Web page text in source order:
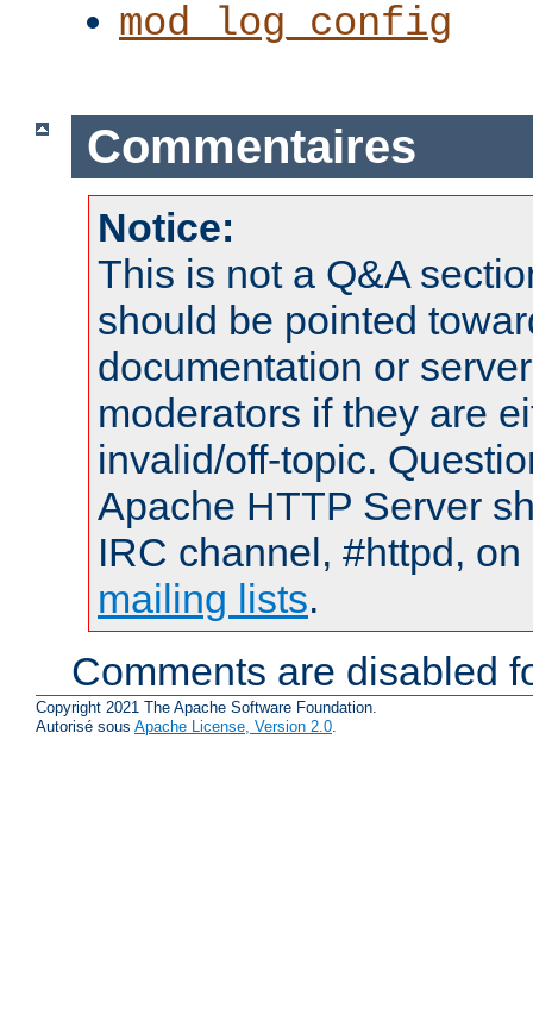
mod_log_config
Commentaires
Notice:
This is not a Q&A
should be pointed
documentation or
moderators if they are
invalid/off-topic.
Apache HTTP Server
IRC channel, #httpd,
mailing lists.
Comments are disabled
Copyright 2021 The Apache Software Foundation.
Autorisé sous Apache License, Version 2.0.